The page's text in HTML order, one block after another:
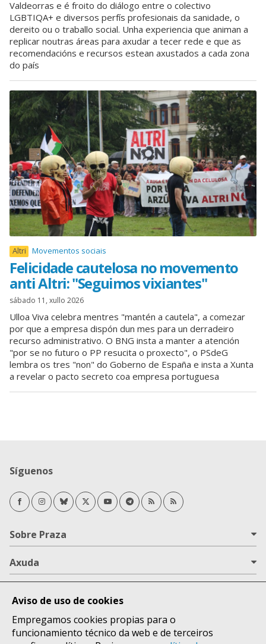
Valdeorras e é froito do diálogo entre o colectivo
LGBTIQA+ e diversos perfís profesionais da sanidade, o
dereito ou o traballo social. Unha experiencia que animan a
replicar noutras áreas para axudar a tecer rede e que as
recomendacións e recursos estean axustados a cada zona
do país
Altri Movementos sociais
Felicidade cautelosa no movemento
anti Altri: "Seguimos vixiantes"
sábado 11, xullo 2026
Ulloa Viva celebra mentres "mantén a cautela", a comezar
por que a empresa dispón dun mes para un derradeiro
recurso administrativo. O BNG insta a manter a atención
"por se no futuro o PP resucita o proxecto", o PSdeG
lembra os tres "non" do Goberno de España e insta a Xunta
a revelar o pacto secreto coa empresa portuguesa
Síguenos
FacebookInstagramBlueskyTwitter/XYoutubeTelegramRSS NovasRSS Opinión
Sobre Praza
Axuda
Lugares
Aviso de uso de cookies
Empregamos cookies propias para o
funcionamiento técnico da web e de terceiros